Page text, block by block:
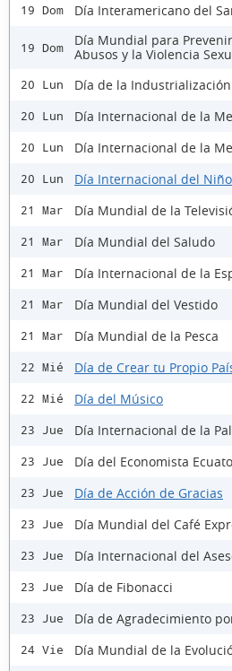
19 Dom Día Interamericano del
19 Dom
Día Mundial para
Abusos y la Violencia
20 Lun Día de la
20 Lun Día Internacional de la
20 Lun Día Internacional de la
20 Lun Día Internacional del Niño
21 Mar Día Mundial de la
21 Mar Día Mundial del Saludo
21 Mar Día Internacional de la
21 Mar Día Mundial del Vestido
21 Mar Día Mundial de la Pesca
22 Mié Día de Crear tu Propio
22 Mié Día del Músico
23 Jue Día Internacional de la
23 Jue Día del Economista
23 Jue Día de Acción de Gracias
23 Jue Día Mundial del Café
23 Jue Día Internacional del
23 Jue Día de Fibonacci
23 Jue Día de Agradecimiento
24 Vie Día Mundial de la